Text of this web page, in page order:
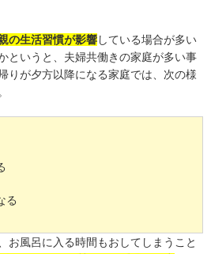
の生活習慣が影響している場合が多い
というと、夫婦共働きの家庭が多い事
りが夕方以降になる家庭では、次の様
る
お風呂に入る時間もおしてしまうこと